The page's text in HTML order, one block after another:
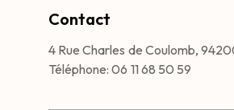
Contact
4 Rue Charles de Coulomb,
Téléphone: 06 11 68 50 59